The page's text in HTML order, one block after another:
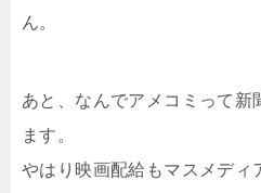
ん。
あと、なんでアメコミって新
ます。
やはり映画配給もマスメディ